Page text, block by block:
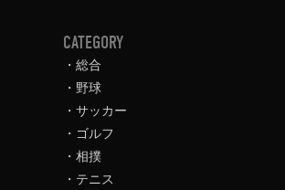
CATEGORY
総合
野球
サッカー
ゴルフ
相撲
テニス